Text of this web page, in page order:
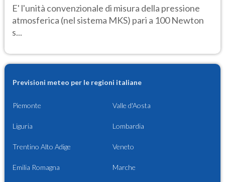
E' l'unità convenzionale di misura della pressione
atmosferica (nel sistema MKS) pari a 100 Newton
s...
Previsioni meteo per le regioni italiane
Piemonte Valle d'Aosta
Liguria Lombardia
Trentino Alto Adige Veneto
Emilia Romagna Marche